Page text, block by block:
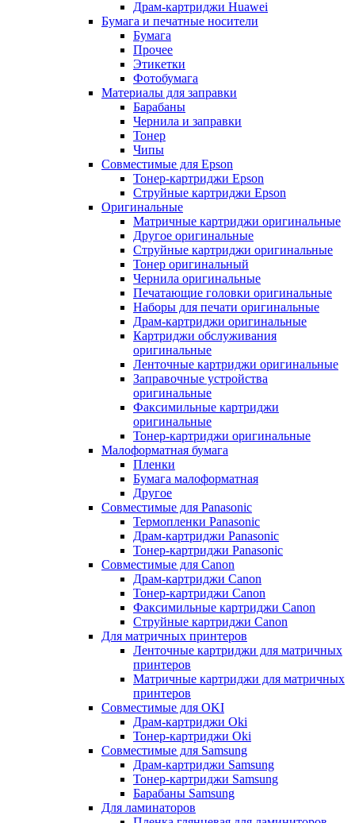
Драм-картриджи Huawei
Бумага и печатные носители
Бумага
Прочее
Этикетки
Фотобумага
Материалы для заправки
Барабаны
Чернила и заправки
Тонер
Чипы
Совместимые для Epson
Тонер-картриджи Epson
Струйные картриджи Epson
Оригинальные
Матричные картриджи оригинальные
Другое оригинальные
Струйные картриджи оригинальные
Тонер оригинальный
Чернила оригинальные
Печатающие головки оригинальные
Наборы для печати оригинальные
Драм-картриджи оригинальные
Картриджи обслуживания
оригинальные
Ленточные картриджи оригинальные
Заправочные устройства
оригинальные
Факсимильные картриджи
оригинальные
Тонер-картриджи оригинальные
Малоформатная бумага
Пленки
Бумага малоформатная
Другое
Совместимые для Panasonic
Термопленки Panasonic
Драм-картриджи Panasonic
Тонер-картриджи Panasonic
Совместимые для Canon
Драм-картриджи Canon
Тонер-картриджи Canon
Факсимильные картриджи Canon
Струйные картриджи Canon
Для матричных принтеров
Ленточные картриджи для матричных
принтеров
Матричные картриджи для матричных
принтеров
Совместимые для OKI
Драм-картриджи Oki
Тонер-картриджи Oki
Совместимые для Samsung
Драм-картриджи Samsung
Тонер-картриджи Samsung
Барабаны Samsung
Для ламинаторов